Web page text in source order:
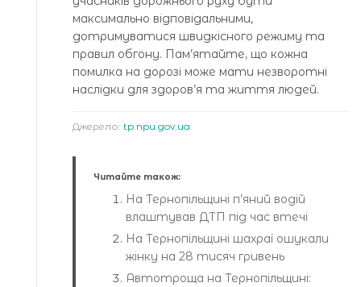
максимально відповідальними,
дотримуватися швидкісного режиму та
правил обгону. Пам’ятайте, що кожна
помилка на дорозі може мати незворотні
наслідки для здоров’я та життя людей.
Джерело: tp.npu.gov.ua
Читайте також:
На Тернопільщині п’яний водій
влаштував ДТП під час втечі
На Тернопільщині шахраї ошукали
жінку на 28 тисяч гривень
Автотроща на Тернопільщині: